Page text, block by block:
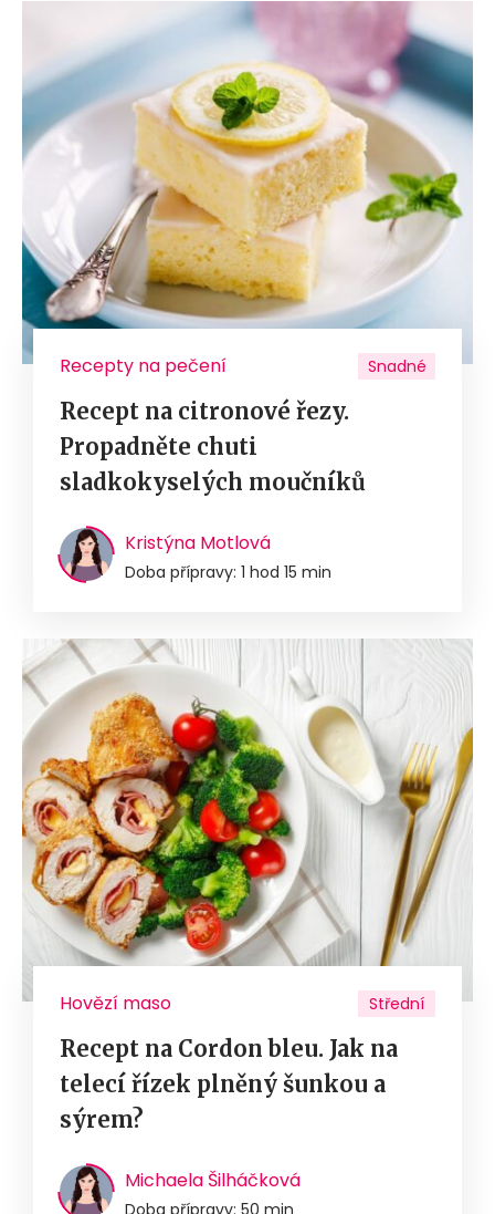
Recepty na pečení Snadné
Recept na citronové řezy.
Propadněte chuti
sladkokyselých moučníků
Kristýna Motlová
Doba přípravy: 1 hod 15 min
Hovězí maso Střední
Recept na Cordon bleu. Jak na
telecí řízek plněný šunkou a
sýrem?
Michaela Šilháčková